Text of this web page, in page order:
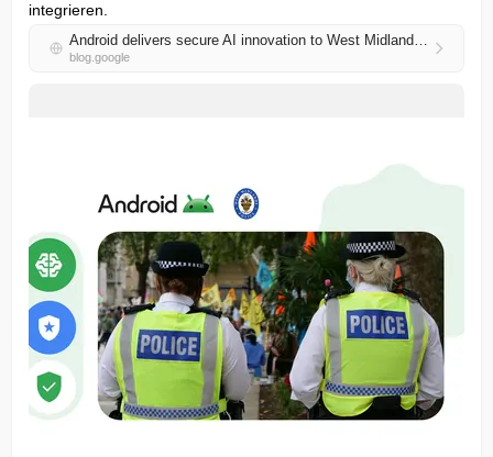
integrieren.
Android delivers secure AI innovation to West Midlands Police
blog.google